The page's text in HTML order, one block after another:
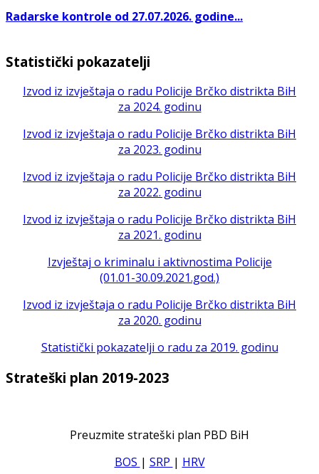
Radarske kontrole od 27.07.2026. godine...
Statistički pokazatelji
Izvod iz izvještaja o radu Policije Brčko distrikta BiH
za 2024. godinu
Izvod iz izvještaja o radu Policije Brčko distrikta BiH
za 2023. godinu
Izvod iz izvještaja o radu Policije Brčko distrikta BiH
za 2022. godinu
Izvod iz izvještaja o radu Policije Brčko distrikta BiH
za 2021. godinu
Izvještaj o kriminalu i aktivnostima Policije
(01.01-30.09.2021.god.)
Izvod iz izvještaja o radu Policije Brčko distrikta BiH
za 2020. godinu
Statistički pokazatelji o radu za 2019. godinu
Strateški plan 2019-2023
Preuzmite strateški plan PBD BiH
BOS | SRP | HRV